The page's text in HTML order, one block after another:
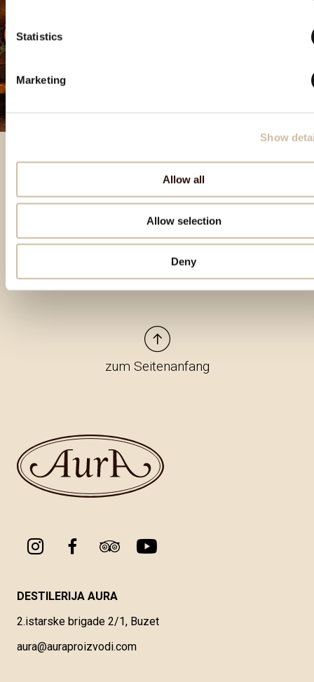
Statistics
Marketing
Show
Allow all
Allow selection
Deny
Besondere Produkte
zum Seitenanfang
DESTILERIJA AURA
2.istarske brigade 2/1, Buzet
aura@auraproizvodi.com